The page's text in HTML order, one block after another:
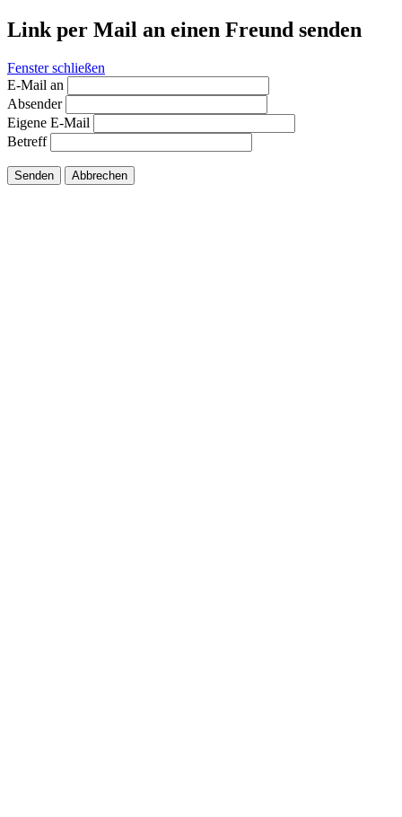
Link per Mail an einen Freund senden
Fenster schließen
E-Mail an
Absender
Eigene E-Mail
Betreff
Senden Abbrechen